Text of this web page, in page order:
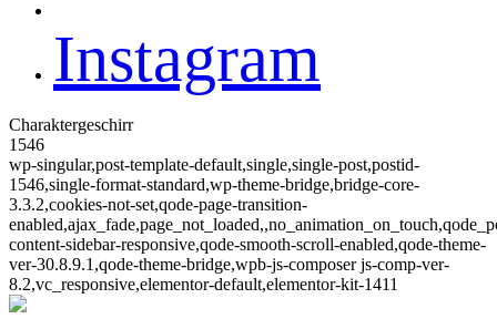
Instagram
Charaktergeschirr
1546
wp-singular,post-template-default,single,single-post,postid-
1546,single-format-standard,wp-theme-bridge,bridge-core-
3.3.2,cookies-not-set,qode-page-transition-
content-sidebar-responsive,qode-smooth-scroll-enabled,qode-theme-
ver-30.8.9.1,qode-theme-bridge,wpb-js-composer js-comp-ver-
8.2,vc_responsive,elementor-default,elementor-kit-1411